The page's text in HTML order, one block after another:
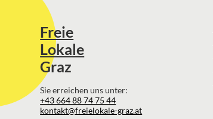
Freie
Lokale
Graz
Sie erreichen uns unter:
+43 664 88 74 75 44
kontakt@freielokale-graz.at